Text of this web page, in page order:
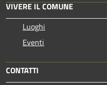
VIVERE IL COMUNE
Luoghi
Eventi
CONTATTI